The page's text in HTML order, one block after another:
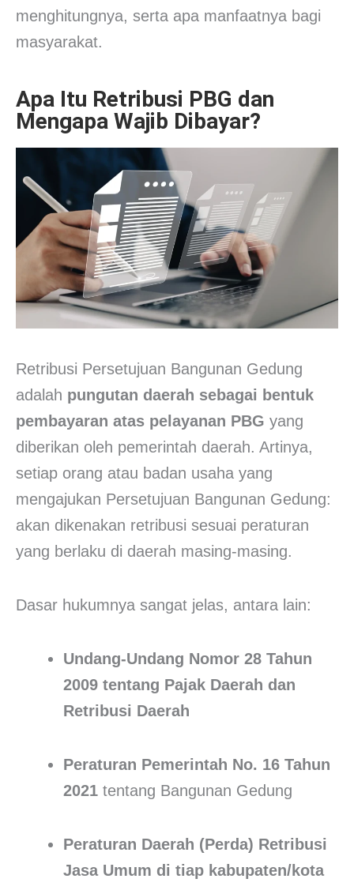
menghitungnya, serta apa manfaatnya bagi
masyarakat.
Apa Itu Retribusi PBG dan
Mengapa Wajib Dibayar?
Retribusi Persetujuan Bangunan Gedung
adalah pungutan daerah sebagai bentuk
pembayaran atas pelayanan PBG yang
diberikan oleh pemerintah daerah. Artinya,
setiap orang atau badan usaha yang
mengajukan Persetujuan Bangunan Gedung:
akan dikenakan retribusi sesuai peraturan
yang berlaku di daerah masing-masing.
Dasar hukumnya sangat jelas, antara lain:
Undang-Undang Nomor 28 Tahun
2009 tentang Pajak Daerah dan
Retribusi Daerah
Peraturan Pemerintah No. 16 Tahun
2021 tentang Bangunan Gedung
Peraturan Daerah (Perda) Retribusi
Jasa Umum di tiap kabupaten/kota